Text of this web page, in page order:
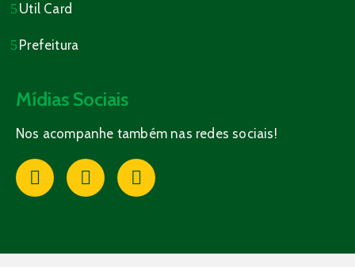
Util Card
Prefeitura
Mídias Sociais
Nos acompanhe também nas redes sociais!